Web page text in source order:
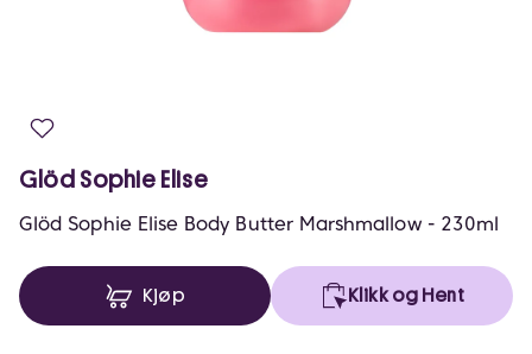
Glöd Sophie Elise
Glöd Sophie Elise Body Butter Marshmallow - 230ml
Kjøp Klikk og Hent